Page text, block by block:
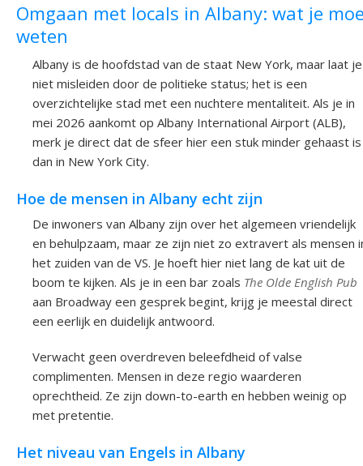
Omgaan met locals in Albany: wat je
weten
Albany is de hoofdstad van de staat New York, maar laat je
niet misleiden door de politieke status; het is een
overzichtelijke stad met een nuchtere mentaliteit. Als je in
mei 2026 aankomt op Albany International Airport (ALB),
merk je direct dat de sfeer hier een stuk minder gehaast is
dan in New York City.
Hoe de mensen in Albany echt zijn
De inwoners van Albany zijn over het algemeen vriendelijk
en behulpzaam, maar ze zijn niet zo extravert als mensen
het zuiden van de VS. Je hoeft hier niet lang de kat uit de
boom te kijken. Als je in een bar zoals The Olde English Pub
aan Broadway een gesprek begint, krijg je meestal direct
een eerlijk en duidelijk antwoord.
Verwacht geen overdreven beleefdheid of valse
complimenten. Mensen in deze regio waarderen
oprechtheid. Ze zijn down-to-earth en hebben weinig op
met pretentie.
Het niveau van Engels in Albany